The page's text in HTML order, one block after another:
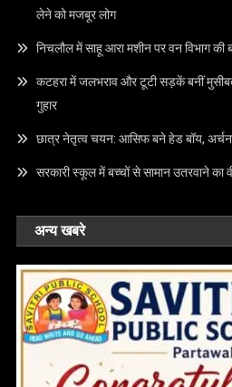
लेने को मजबूर लोग
निचलौल में साहू आरा मशीन पर वन विभाग की
कटहरा में जलभराव और टूटी सड़कें बनीं
गुहार
छात्र नेतृत्व चयन: आसिफ बने हेड बॉय, अर्चना
सरकारी स्कूल में बच्चों से सामान उतरवाने का
अन्य खबरे